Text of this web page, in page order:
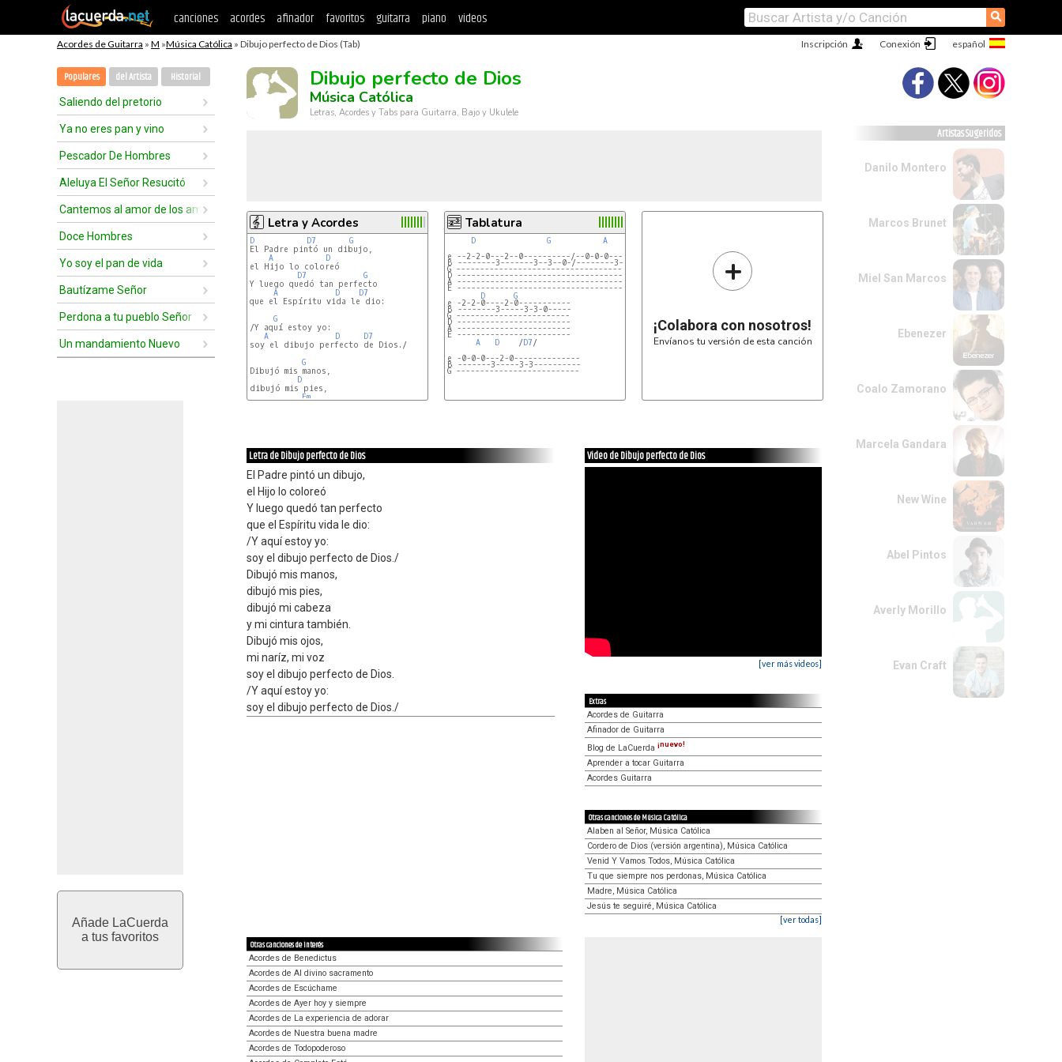
canciones acordes afinador favoritos guitarra piano videos ⚲
Acordes de Guitarra » M »Música Católica » Dibujo perfecto de Dios (Tab) Conexión
Inscripción
Populares del Artista Historial
Saliendo del pretorio
Ya no eres pan y vino
Pescador De Hombres
Aleluya El Señor Resucitó
Cantemos al amor de los amores
Doce Hombres
Yo soy el pan de vida
Bautízame Señor
Perdona a tu pueblo Señor
Un mandamiento Nuevo
Añade LaCuerda
a tus favoritos
Dibujo perfecto de Dios
Música Católica
Letras, Acordes y Tabs para Guitarra, Bajo y Ukulele
Letra y Acordes
D D7
G
El Padre pintó un dibujo,
A
D
el Hijo lo coloreó
D7
G
Y luego quedó tan perfecto
A
D
D7
que el Espíritu vida le dio:
G
/Y aquí estoy yo:
A
D
D7
soy el dibujo perfecto de Dios./
G
Dibujó mis manos,
D
dibujó mis pies,
Em
Tablatura
D G A
e --2-2-0---2--0----------/--0-0-0---2-0-------------------
B --------3-------3--3--0-/--------3------3----------------
G ---------------------------------------------------------
D ---------------------------------------------------------
A ---------------------------------------------------------
E ---------------------------------------------------------
D G
e -2-2-0----2-0-----------
B --------3-----3-3-0-----
G ------------------------
D ------------------------
A ------------------------
E ------------------------
A D
    /
D7/
e -0-0-0---2-0--------------
B -------3-----3-3----------
G --------------------------
+
¡Colabora con nosotros!
Envíanos tu versión de esta canción
Letra de Dibujo perfecto de Dios
El Padre pintó un dibujo,
el Hijo lo coloreó
Y luego quedó tan perfecto
que el Espíritu vida le dio:
/Y aquí estoy yo:
soy el dibujo perfecto de Dios./
Dibujó mis manos,
dibujó mis pies,
dibujó mi cabeza
y mi cintura también.
Dibujó mis ojos,
mi naríz, mi voz
soy el dibujo perfecto de Dios.
/Y aquí estoy yo:
soy el dibujo perfecto de Dios./
Video de Dibujo perfecto de Dios
[ver más videos]
Extras
Acordes de Guitarra
Afinador de Guitarra
Blog de LaCuerda ¡nuevo!
Aprender a tocar Guitarra
Acordes Guitarra
Otras canciones de Música Católica
Alaben al Señor, Música Católica
Cordero de Dios (versión argentina), Música Católica
Venid Y Vamos Todos, Música Católica
Tu que siempre nos perdonas, Música Católica
Madre, Música Católica
Jesús te seguiré, Música Católica
[ver todas]
Otras canciones de interés
Acordes de Benedictus
Acordes de Al divino sacramento
Acordes de Escúchame
Acordes de Ayer hoy y siempre
Acordes de La experiencia de adorar
Acordes de Nuestra buena madre
Acordes de Todopoderoso
Artistas Sugeridos
Danilo Montero
Marcos Brunet
Miel San Marcos
Ebenezer
Coalo Zamorano
Marcela Gandara
New Wine
Abel Pintos
Averly Morillo
Evan Craft